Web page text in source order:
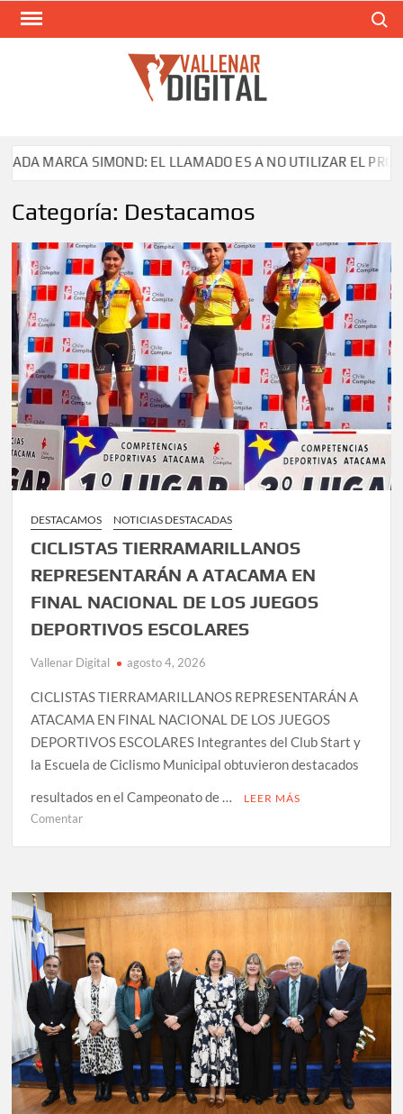
Saltar
SIMOND: EL LLAMADO ES A NO UTILIZAR EL PRODUCTO
Categoría: Destacamos
DESTACAMOS NOTICIAS DESTACADAS
CICLISTAS TIERRAMARILLANOS
REPRESENTARÁN A ATACAMA EN
FINAL NACIONAL DE LOS JUEGOS
DEPORTIVOS ESCOLARES
Vallenar Digital agosto 4, 2026
CICLISTAS TIERRAMARILLANOS REPRESENTARÁN A
ATACAMA EN FINAL NACIONAL DE LOS JUEGOS
DEPORTIVOS ESCOLARES Integrantes del Club Start y
la Escuela de Ciclismo Municipal obtuvieron destacados
resultados en el Campeonato de …
LEER MÁS
Comentaren
A
ATACAMA
EN
FINAL
NACIONAL
DE
LOS
JUEGOS
DEPORTIVOS
ESCOLARES